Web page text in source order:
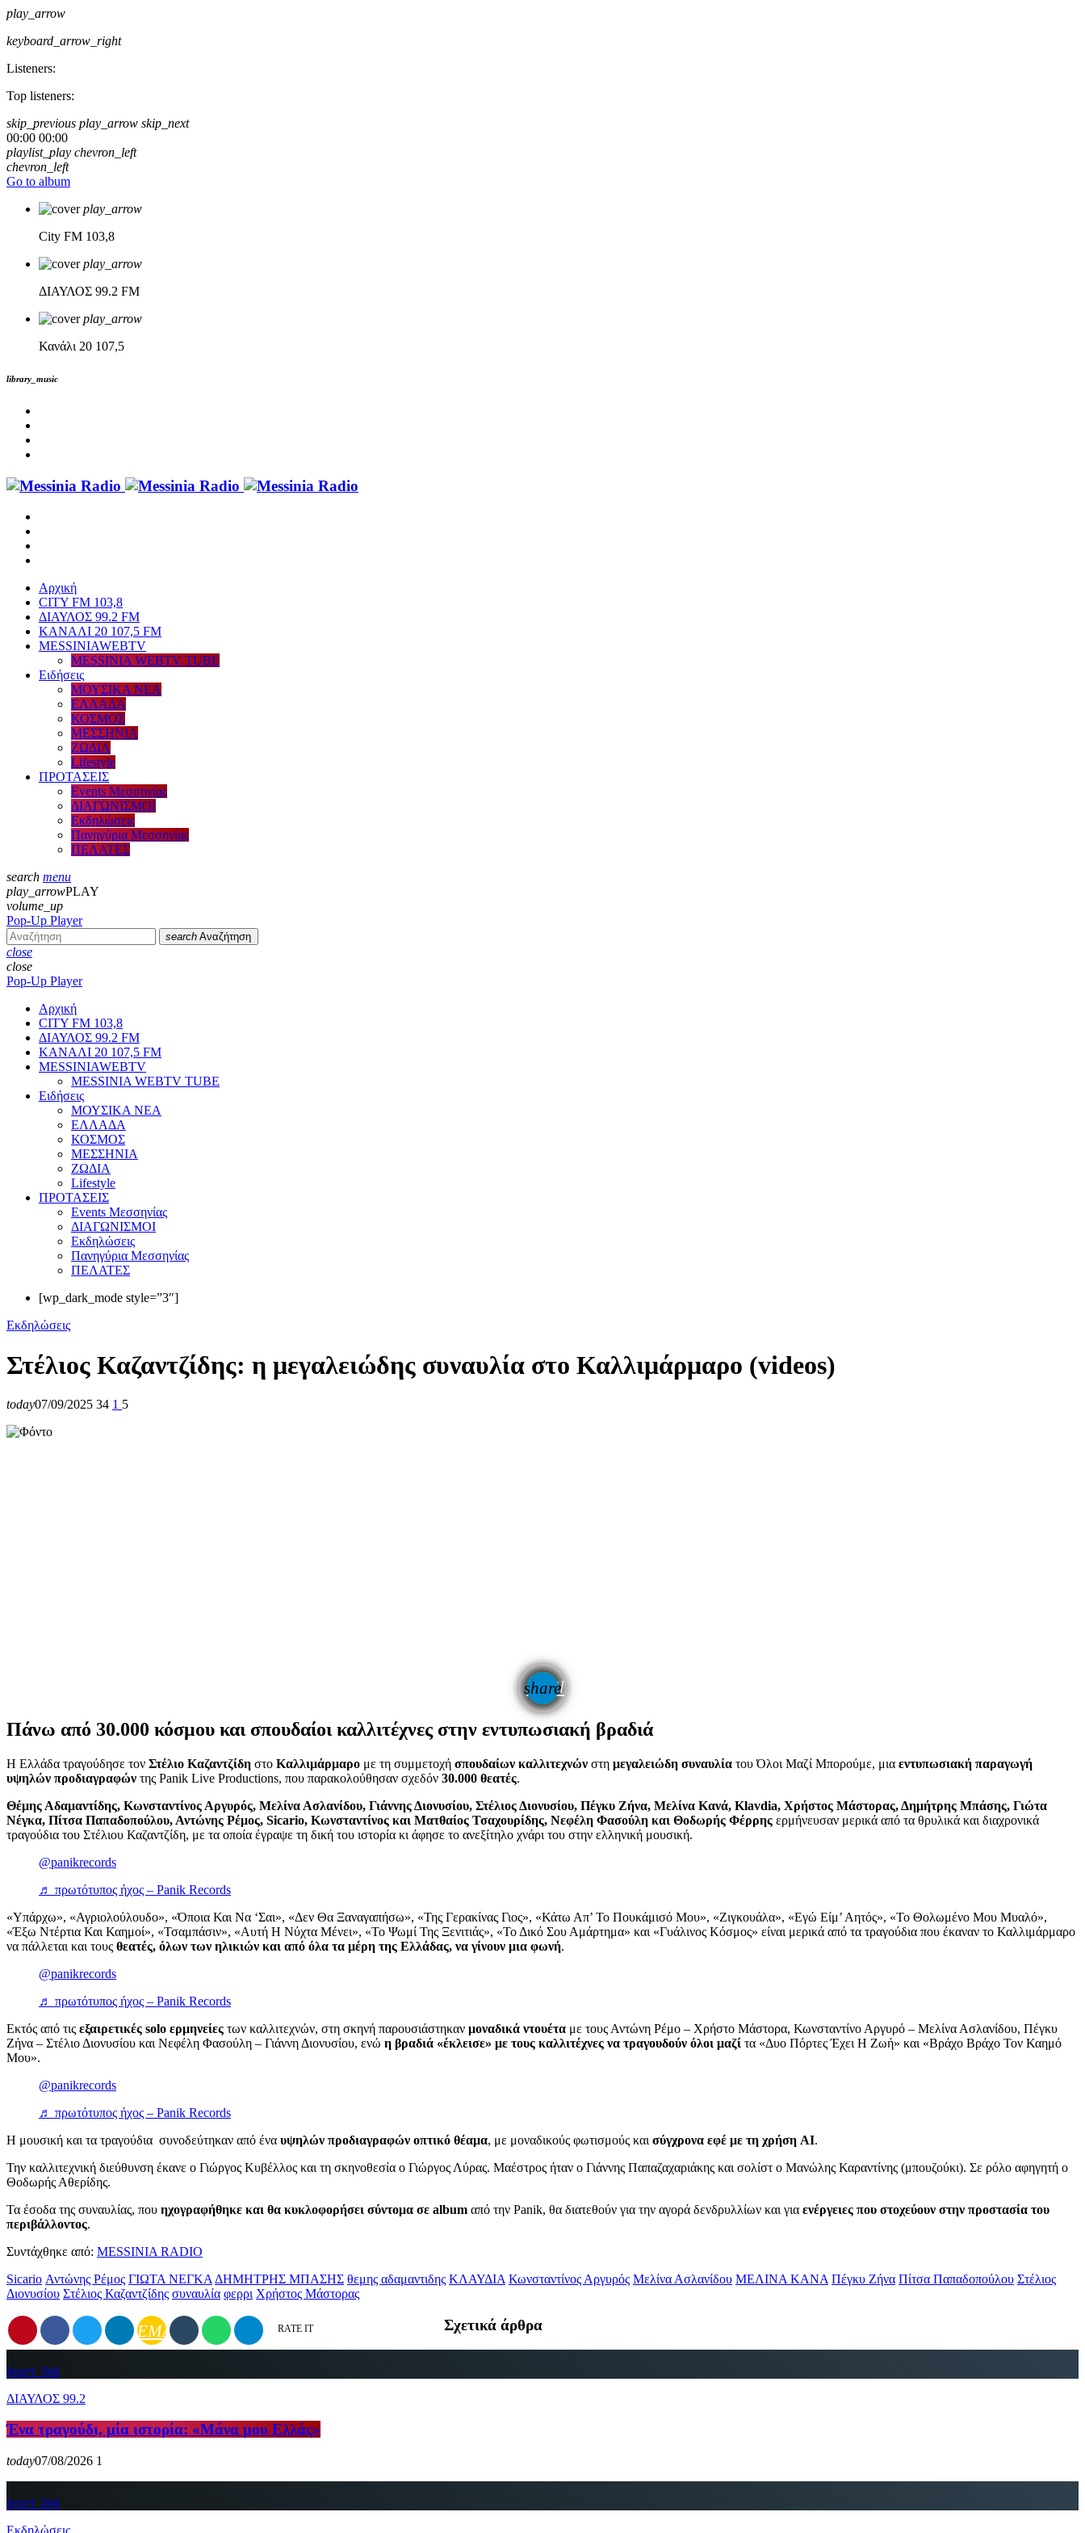
play_arrow
keyboard_arrow_right
Listeners:
Top listeners:
skip_previous play_arrow skip_next
00:00 00:00
playlist_play chevron_left
chevron_left
Go to album
play_arrow
City FM 103,8
play_arrow
ΔΙΑΥΛΟΣ 99.2 FM
play_arrow
Κανάλι 20 107,5
library_music
Αρχική
CITY FM 103,8
ΔΙΑΥΛΟΣ 99.2 FM
ΚΑΝΑΛΙ 20 107,5 FM
MESSINIAWEBTV
MESSINIA WEBTV TUBE
Eιδήσεις
ΜΟΥΣΙΚΑ ΝΕΑ
ΕΛΛΑΔΑ
ΚΟΣΜΟΣ
ΜΕΣΣΗΝΙΑ
ΖΩΔΙΑ
Lifestyle
ΠΡΟΤΑΣΕΙΣ
Events Μεσσηνίας
ΔΙΑΓΩΝΙΣΜΟΙ
Εκδηλώσεις
Πανηγύρια Μεσσηνίας
ΠΕΛΑΤΕΣ
search menu
play_arrowPLAY
volume_up
Pop-Up Player
search Αναζήτηση
close
close
Pop-Up Player
Αρχική
CITY FM 103,8
ΔΙΑΥΛΟΣ 99.2 FM
ΚΑΝΑΛΙ 20 107,5 FM
MESSINIAWEBTV
MESSINIA WEBTV TUBE
Eιδήσεις
ΜΟΥΣΙΚΑ ΝΕΑ
ΕΛΛΑΔΑ
ΚΟΣΜΟΣ
ΜΕΣΣΗΝΙΑ
ΖΩΔΙΑ
Lifestyle
ΠΡΟΤΑΣΕΙΣ
Events Μεσσηνίας
ΔΙΑΓΩΝΙΣΜΟΙ
Εκδηλώσεις
Πανηγύρια Μεσσηνίας
ΠΕΛΑΤΕΣ
[wp_dark_mode style=”3″]
Εκδηλώσεις
Στέλιος Καζαντζίδης: η μεγαλειώδης συναυλία στο Καλλιμάρμαρο (videos)
today07/09/2025 34 1 5
share
email
Πάνω από 30.000 κόσμου και σπουδαίοι καλλιτέχνες στην εντυπωσιακή βραδιά
Η Ελλάδα τραγούδησε τον Στέλιο Καζαντζίδη στο Καλλιμάρμαρο με τη συμμετοχή σπουδαίων καλλιτεχνών στη μεγαλειώδη συναυλία του Όλοι Μαζί Μπορούμε, μια εντυπωσιακή παραγωγή
υψηλών προδιαγραφών της Panik Live Productions, που παρακολούθησαν σχεδόν 30.000 θεατές.
Θέμης Αδαμαντίδης, Κωνσταντίνος Αργυρός, Μελίνα Ασλανίδου, Γιάννης Διονυσίου, Στέλιος Διονυσίου, Πέγκυ Ζήνα, Μελίνα Κανά, Klavdia, Χρήστος Μάστορας, Δημήτρης Μπάσης, Γιώτα
Νέγκα, Πίτσα Παπαδοπούλου, Αντώνης Ρέμος, Sicario, Κωνσταντίνος και Ματθαίος Τσαχουρίδης, Νεφέλη Φασούλη και Θοδωρής Φέρρης ερμήνευσαν μερικά από τα θρυλικά και διαχρονικά
τραγούδια του Στέλιου Καζαντζίδη, με τα οποία έγραψε τη δική του ιστορία κι άφησε το ανεξίτηλο χνάρι του στην ελληνική μουσική.
@panikrecords
♬ πρωτότυπος ήχος – Panik Records
«Υπάρχω», «Αγριολούλουδο», «Όποια Και Να ‘Σαι», «Δεν Θα Ξαναγαπήσω», «Της Γερακίνας Γιος», «Κάτω Απ’ Το Πουκάμισό Μου», «Ζιγκουάλα», «Εγώ Είμ’ Αητός», «Το Θολωμένο Μου Μυαλό»,
«Έξω Ντέρτια Και Καημοί», «Τσαμπάσιν», «Αυτή Η Νύχτα Μένει», «Το Ψωμί Της Ξενιτιάς», «Το Δικό Σου Αμάρτημα» και «Γυάλινος Κόσμος» είναι μερικά από τα τραγούδια που έκαναν το Καλλιμάρμαρο
να πάλλεται και τους θεατές, όλων των ηλικιών και από όλα τα μέρη της Ελλάδας, να γίνουν μια φωνή.
@panikrecords
♬ πρωτότυπος ήχος – Panik Records
Εκτός από τις εξαιρετικές solo ερμηνείες των καλλιτεχνών, στη σκηνή παρουσιάστηκαν μοναδικά ντουέτα με τους Αντώνη Ρέμο – Χρήστο Μάστορα, Κωνσταντίνο Αργυρό – Μελίνα Ασλανίδου, Πέγκυ
Ζήνα – Στέλιο Διονυσίου και Νεφέλη Φασούλη – Γιάννη Διονυσίου, ενώ η βραδιά «έκλεισε» με τους καλλιτέχνες να τραγουδούν όλοι μαζί τα «Δυο Πόρτες Έχει Η Ζωή» και «Βράχο Βράχο Τον Καημό
Μου».
@panikrecords
♬ πρωτότυπος ήχος – Panik Records
Η μουσική και τα τραγούδια συνοδεύτηκαν από ένα υψηλών προδιαγραφών οπτικό θέαμα, με μοναδικούς φωτισμούς και σύγχρονα εφέ με τη χρήση AI.
Την καλλιτεχνική διεύθυνση έκανε ο Γιώργος Κυβέλλος και τη σκηνοθεσία ο Γιώργος Λύρας. Μαέστρος ήταν ο Γιάννης Παπαζαχαριάκης και σολίστ ο Μανώλης Καραντίνης (μπουζούκι). Σε ρόλο αφηγητή ο
Θοδωρής Αθερίδης.
Τα έσοδα της συναυλίας, που ηχογραφήθηκε και θα κυκλοφορήσει σύντομα σε album από την Panik, θα διατεθούν για την αγορά δενδρυλλίων και για ενέργειες που στοχεύουν στην προστασία του
περιβάλλοντος.
Συντάχθηκε από: MESSINIA RADIO
Sicario Αντώνης Ρέμος ΓΙΩΤΑ ΝΕΓΚΑ ΔΗΜΗΤΡΗΣ ΜΠΑΣΗΣ θεμης αδαμαντιδης ΚΛΑΥΔΙΑ Κωνσταντίνος Αργυρός Μελίνα Ασλανίδου ΜΕΛΙΝΑ ΚΑΝΑ Πέγκυ Ζήνα Πίτσα Παπαδοπούλου Στέλιος
Διονυσίου Στέλιος Καζαντζίδης συναυλία φερρι Χρήστος Μάστορας
EMAIL RATE IT Σχετικά άρθρα
insert_link
ΔΙΑΥΛΟΣ 99.2
Ένα τραγούδι, μία ιστορία: «Μάνα μου Ελλάς»
today07/08/2026 1
insert_link
Εκδηλώσεις